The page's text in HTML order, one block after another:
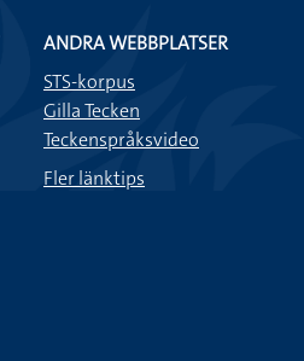
ANDRA WEBBPLATSER
STS-korpus
Gilla Tecken
Teckenspråksvideo
Fler länktips